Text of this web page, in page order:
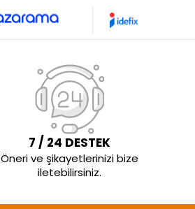
7 / 24 DESTEK
Öneri ve şikayetlerinizi bize
iletebilirsiniz.